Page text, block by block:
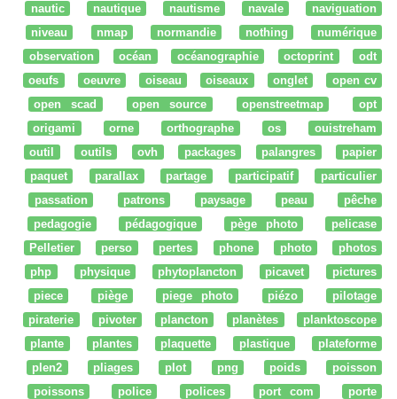
nautic
nautique nautisme navale
naviguation
niveau
nmap normandie nothing
numérique
observation
océan océanographie octoprint
odt
oeufs
oeuvre oiseau oiseaux onglet
open cv
open scad
open source openstreetmap
opt
origami
orne orthographe os
ouistreham
outil
outils ovh packages palangres
papier
paquet
parallax partage participatif
particulier
passation
patrons paysage peau
pêche
pedagogie
pédagogique pège photo
pelicase
Pelletier
perso pertes phone photo
photos
php
physique phytoplancton picavet
pictures
piece
piège piege photo piézo
pilotage
piraterie
pivoter plancton planètes
planktoscope
plante
plantes plaquette plastique
plateforme
plen2
pliages plot png poids
poisson
poissons
police polices port com
porte